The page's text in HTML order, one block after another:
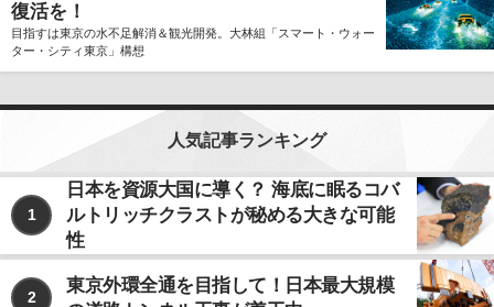
復活を！
目指すは東京の水不足解消＆観光開発。大林組「スマート・ウォー
ター・シティ東京」構想
人気記事ランキング
1
日本を資源大国に導く？ 海底に眠るコバ
ルトリッチクラストが秘める大きな可能
性
2
東京外環全通を目指して！日本最大規模